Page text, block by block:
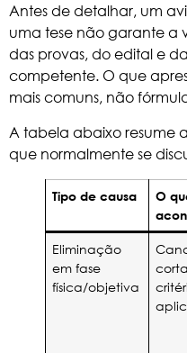
Antes de detalhar, um
uma tese não garante a
das provas, do edital e
competente. O que
mais comuns, não
A tabela abaixo resume
que normalmente se
Tipo de causa
O
Eliminação
em fase
física/objetiva